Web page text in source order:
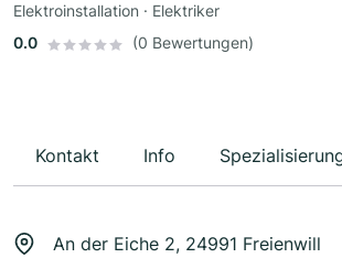
Elektroinstallation · Elektriker
0.0
(0 Bewertungen)
Kontakt Info
An der Eiche 2, 24991 Freienwill